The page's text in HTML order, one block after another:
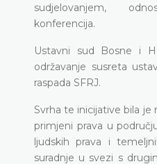
sudjelovanjem,
konferencija.
Ustavni sud Bosne i
održavanje susreta
raspada SFRJ.
Svrha te inicijative bila je
primjeni prava u
ljudskih prava i
suradnje u svezi s